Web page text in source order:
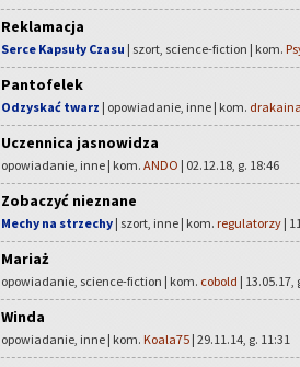
Reklamacja
Serce Kapsuły Czasu | szort, science-fiction | kom.
Pantofelek
Odzyskać twarz | opowiadanie, inne | kom.
Uczennica jasnowidza
opowiadanie, inne | kom. ANDO | 02.12.18, g. 18:46
Zobaczyć nieznane
Mechy na strzechy | szort, inne | kom. regulatorzy |
Mariaż
opowiadanie, science-fiction | kom. cobold | 13.05.17,
Winda
opowiadanie, inne | kom. Koala75 | 29.11.14, g. 11:31